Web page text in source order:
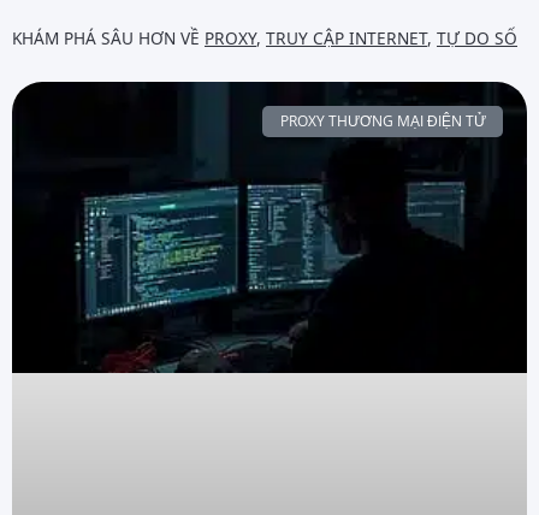
KHÁM PHÁ SÂU HƠN VỀ PROXY, TRUY CẬP INTERNET, TỰ DO SỐ
PROXY THƯƠNG MẠI ĐIỆN TỬ